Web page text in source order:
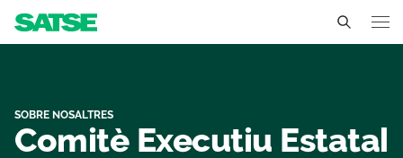
Coneix-nos
SOBRE NOSALTRES
Comitè Executiu Estatal